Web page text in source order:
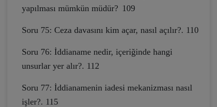
yapılması mümkün müdür? 109
Soru 75: Ceza davasını kim açar, nasıl açılır?. 110
Soru 76: İddianame nedir, içeriğinde hangi
unsurlar yer alır?. 112
Soru 77: İddianamenin iadesi mekanizması nasıl
işler?. 115